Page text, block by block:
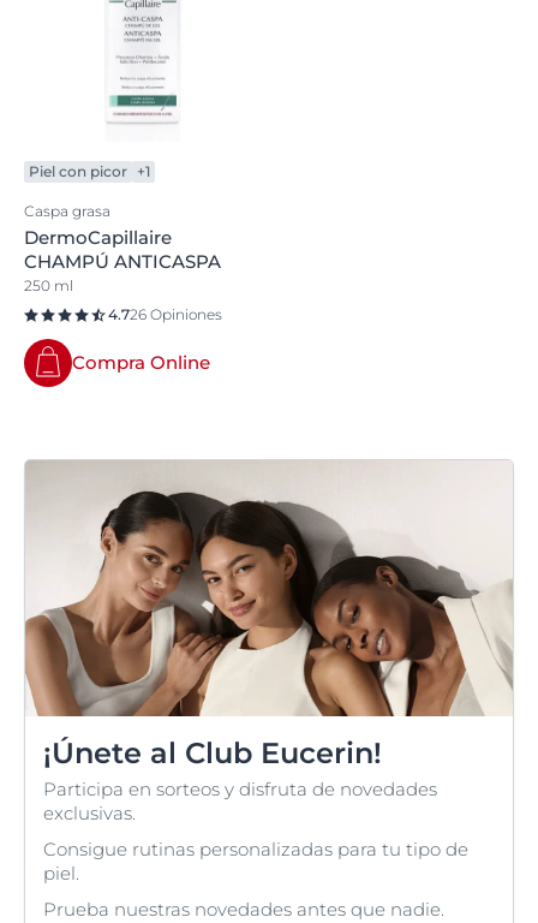
Piel con picor +1
Caspa grasa
DermoCapillaire
CHAMPÚ ANTICASPA
250 ml
4.726 Opiniones
Compra Online
¡Únete al Club Eucerin!
Participa en sorteos y disfruta de novedades
exclusivas.
Consigue rutinas personalizadas para tu tipo de
piel.
Prueba nuestras novedades antes que nadie.